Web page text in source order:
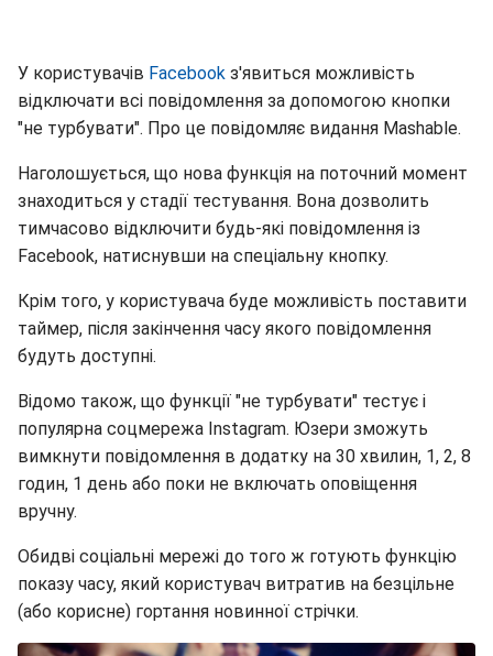
У користувачів Facebook з'явиться можливість
відключати всі повідомлення за допомогою кнопки
"не турбувати". Про це повідомляє видання Mashable.
Наголошується, що нова функція на поточний момент
знаходиться у стадії тестування. Вона дозволить
тимчасово відключити будь-які повідомлення із
Facebook, натиснувши на спеціальну кнопку.
Крім того, у користувача буде можливість поставити
таймер, після закінчення часу якого повідомлення
будуть доступні.
Відомо також, що функції "не турбувати" тестує і
популярна соцмережа Instagram. Юзери зможуть
вимкнути повідомлення в додатку на 30 хвилин, 1, 2, 8
годин, 1 день або поки не включать оповіщення
вручну.
Обидві соціальні мережі до того ж готують функцію
показу часу, який користувач витратив на безцільне
(або корисне) гортання новинної стрічки.